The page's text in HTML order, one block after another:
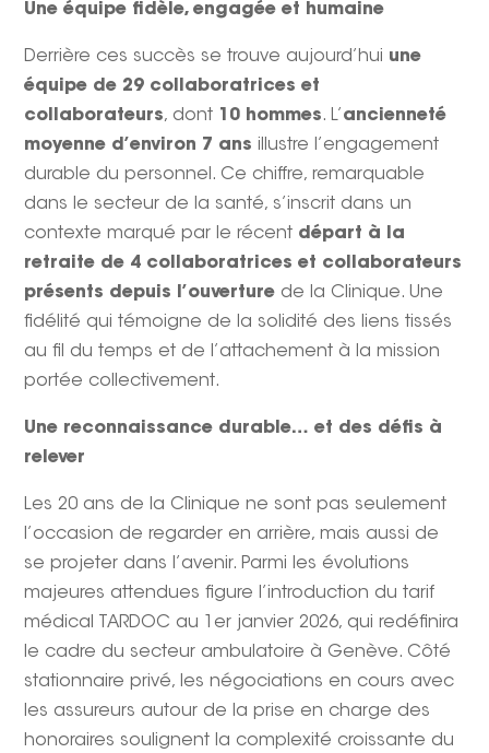
Une équipe fidèle, engagée et humaine
Derrière ces succès se trouve aujourd’hui une
équipe de 29 collaboratrices et
collaborateurs, dont 10 hommes. L’ancienneté
moyenne d’environ 7 ans illustre l’engagement
durable du personnel. Ce chiffre, remarquable
dans le secteur de la santé, s’inscrit dans un
contexte marqué par le récent départ à la
retraite de 4 collaboratrices et collaborateurs
présents depuis l’ouverture de la Clinique. Une
fidélité qui témoigne de la solidité des liens tissés
au fil du temps et de l’attachement à la mission
portée collectivement.
Une reconnaissance durable… et des défis à
relever
Les 20 ans de la Clinique ne sont pas seulement
l’occasion de regarder en arrière, mais aussi de
se projeter dans l’avenir. Parmi les évolutions
majeures attendues figure l’introduction du tarif
médical TARDOC au 1er janvier 2026, qui redéfinira
le cadre du secteur ambulatoire à Genève. Côté
stationnaire privé, les négociations en cours avec
les assureurs autour de la prise en charge des
honoraires soulignent la complexité croissante du